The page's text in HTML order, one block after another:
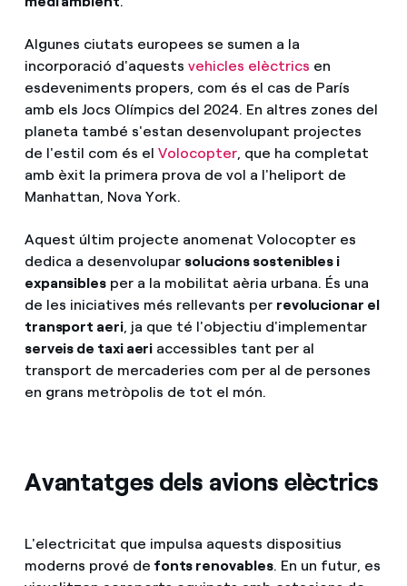
Algunes ciutats europees se sumen a la
incorporació d'aquests vehicles elèctrics en
esdeveniments propers, com és el cas de París
amb els Jocs Olímpics del 2024. En altres zones del
planeta també s'estan desenvolupant projectes
de l'estil com és el Volocopter, que ha completat
amb èxit la primera prova de vol a l'heliport de
Manhattan, Nova York.
Aquest últim projecte anomenat Volocopter es
dedica a desenvolupar solucions sostenibles i
expansibles per a la mobilitat aèria urbana. És una
de les iniciatives més rellevants per revolucionar el
transport aeri, ja que té l'objectiu d'implementar
serveis de taxi aeri accessibles tant per al
transport de mercaderies com per al de persones
en grans metròpolis de tot el món.
Avantatges dels avions elèctrics
L'electricitat que impulsa aquests dispositius
moderns prové de fonts renovables. En un futur, es